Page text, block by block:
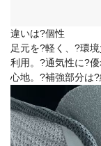
違いは?個性
足元を?軽く、?環
利用。?通気性に?
心地。?補強部分は